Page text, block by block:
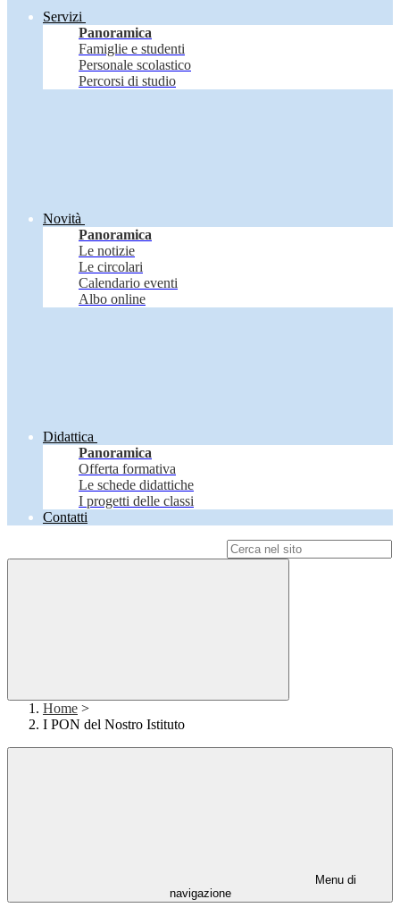
Servizi
Panoramica
Famiglie e studenti
Personale scolastico
Percorsi di studio
Novità
Panoramica
Le notizie
Le circolari
Calendario eventi
Albo online
Didattica
Panoramica
Offerta formativa
Le schede didattiche
I progetti delle classi
Contatti
Home >
I PON del Nostro Istituto
Menu di
navigazione